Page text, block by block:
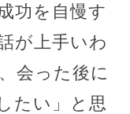
功を自慢す
が上手いわ
会った後に
たい」と思